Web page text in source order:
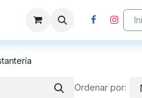
Contáctenos Ayuda
Ordenar por: